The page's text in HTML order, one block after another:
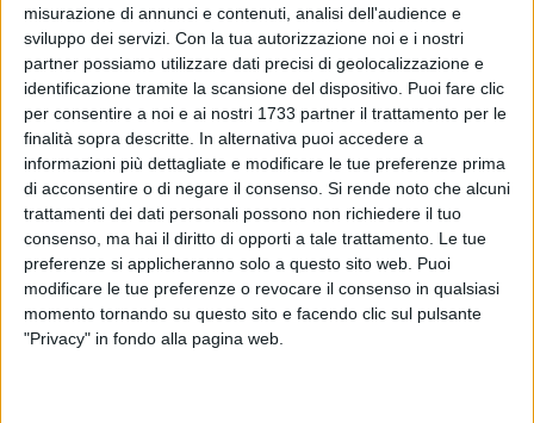
misurazione di annunci e contenuti, analisi dell'audience e
sviluppo dei servizi. Con la tua autorizzazione noi e i nostri
partner possiamo utilizzare dati precisi di geolocalizzazione e
identificazione tramite la scansione del dispositivo. Puoi fare clic
per consentire a noi e ai nostri 1733 partner il trattamento per le
finalità sopra descritte. In alternativa puoi accedere a
informazioni più dettagliate e modificare le tue preferenze prima
di acconsentire o di negare il consenso. Si rende noto che alcuni
trattamenti dei dati personali possono non richiedere il tuo
consenso, ma hai il diritto di opporti a tale trattamento. Le tue
preferenze si applicheranno solo a questo sito web. Puoi
modificare le tue preferenze o revocare il consenso in qualsiasi
momento tornando su questo sito e facendo clic sul pulsante
"Privacy" in fondo alla pagina web.
Parcheggiate in palese divieto di sosta, come se fosse una
cosa assolutamente normale. Un costume non certo nuovo a
Trani e alimentato, probabilmente, dal senso di impunità
generale che ha caratterizzato la città negli ultimi anni,
complice lo scarso numero di agenti di polizia locale in
servizio. Le nuove unità arrivate al comando quest'anno
hanno consentito di migliorare non solo i controlli, ma anche
gli interventi sul territorio cittadino in un po' tutti gli ambiti.